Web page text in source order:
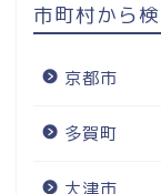
市町村から
京都市
多賀町
大津市